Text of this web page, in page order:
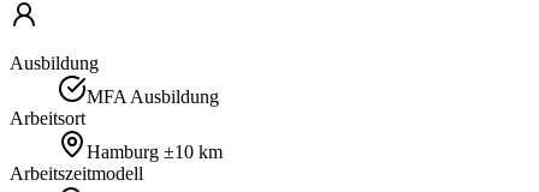
Ausbildung
MFA Ausbildung
Arbeitsort
Hamburg ±10 km
Arbeitszeitmodell